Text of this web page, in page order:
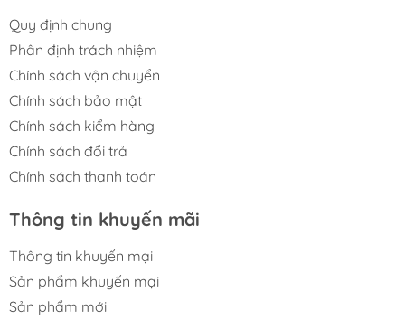
Quy định chung
Phân định trách nhiệm
Chính sách vận chuyển
Chính sách bảo mật
Chính sách kiểm hàng
Chính sách đổi trả
Chính sách thanh toán
Thông tin khuyến mãi
Thông tin khuyến mại
Sản phẩm khuyến mại
Sản phẩm mới